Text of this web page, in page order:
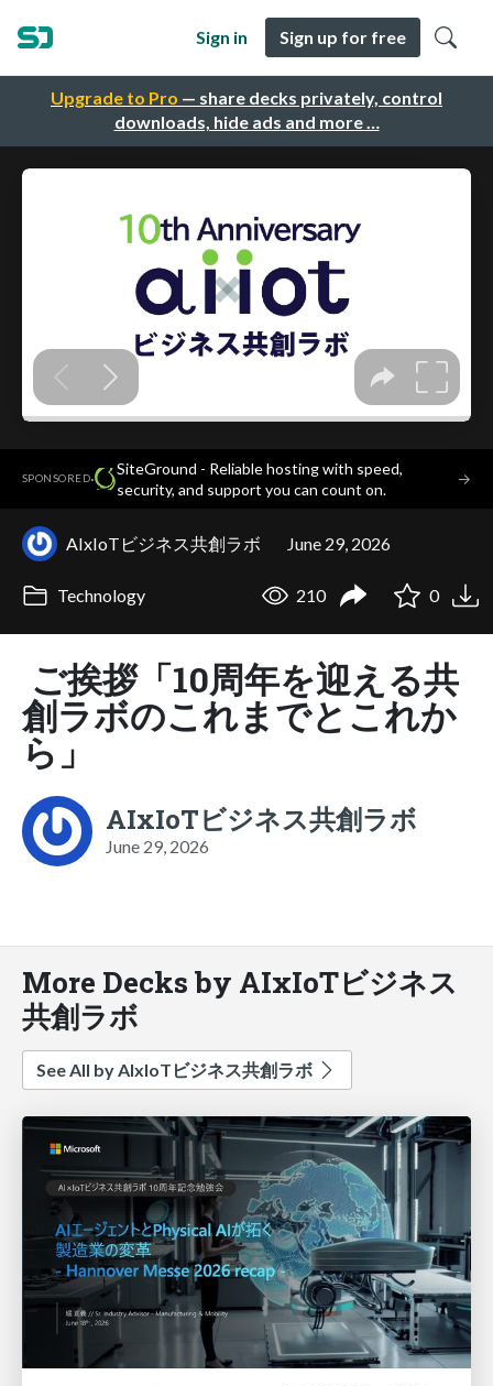
Upgrade to Pro — share decks privately, control
downloads, hide ads and more …
Sign in Sign up for free
SPONSORED·
SiteGround - Reliable hosting with speed,
security, and support you can count on.
→
AIxIoTビジネス共創ラボ June 29, 2026
Technology 210 0
ご挨拶「10周年を迎える共
創ラボのこれまでとこれか
ら」
AIxIoTビジネス共創ラボ
June 29, 2026
More Decks by AIxIoTビジネス
共創ラボ
See All by AIxIoTビジネス共創ラボ